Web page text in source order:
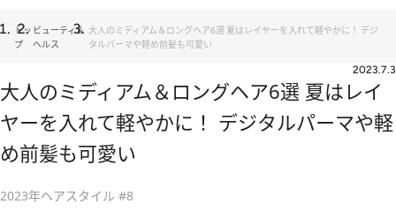
トッ
プ
ビューティ＆
ヘルス
大人のミディアム＆ロングヘア6選 夏はレイヤーを入れて軽やかに！ デジ
タルパーマや軽め前髪も可愛い
2023.7.3
大人のミディアム＆ロングヘア6選 夏はレイ
ヤーを入れて軽やかに！ デジタルパーマや軽
め前髪も可愛い
2023年ヘアスタイル #8